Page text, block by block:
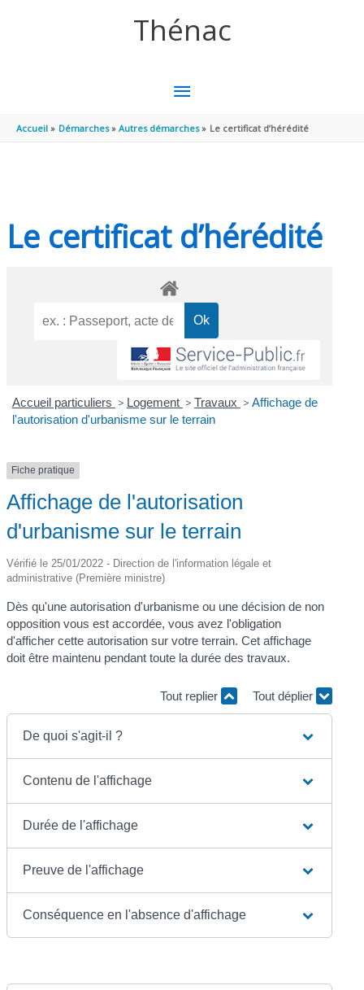
Thénac
MENU
PRINCIPAL
Accueil Démarches Autres démarches Le certificat d’hérédité
Le certificat d’hérédité
Accueil particuliers > Logement > Travaux > Affichage de
l'autorisation d'urbanisme sur le terrain
Fiche pratique
Affichage de l'autorisation
d'urbanisme sur le terrain
Vérifié le 25/01/2022 - Direction de l'information légale et
administrative (Première ministre)
Dès qu'une autorisation d'urbanisme ou une décision de non
opposition vous est accordée, vous avez l'obligation
d'afficher cette autorisation sur votre terrain. Cet affichage
doit être maintenu pendant toute la durée des travaux.
Tout replier Tout déplier
De quoi s'agit-il ?
Contenu de l'affichage
Durée de l'affichage
Preuve de l'affichage
Conséquence en l'absence d'affichage